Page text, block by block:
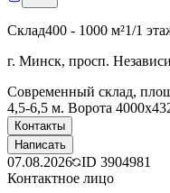
Склад400 - 1000 м²1/1
г. Минск, просп.
Современный склад,
4,5-6,5 м. Ворота
Контакты
Написать
07.08.2026 ID 3904981
Контактное лицо